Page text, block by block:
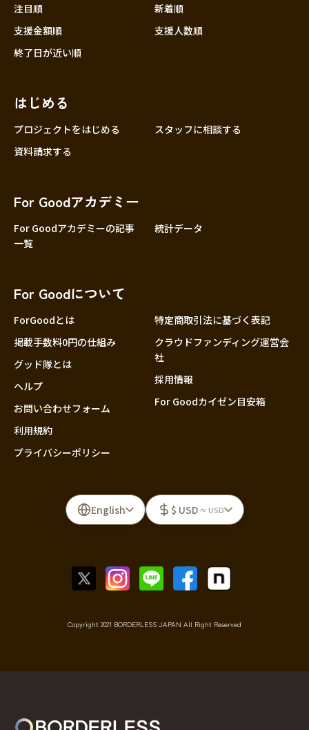
注目順
新着順
支援金額順
支援人数順
終了日が近い順
はじめる
プロジェクトをはじめる
スタッフに相談する
資料請求する
For Goodアカデミー
For Goodアカデミーの記事
一覧
統計データ
For Goodについて
ForGoodとは
掲載手数料0円の仕組み
グッド隊とは
ヘルプ
お問い合わせフォーム
利用規約
プライバシーポリシー
特定商取引法に基づく表記
クラウドファンディング運営会
社
採用情報
For Goodカイゼン目安箱
English $ USD ≈ USD
Copyright 2021 BORDERLESS JAPAN All Right Reserved